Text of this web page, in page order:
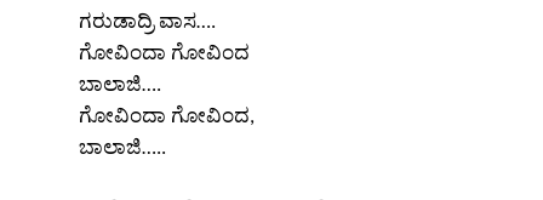
ಗರುಡಾದ್ರಿ ವಾಸ….
ಗೋವಿಂದಾ ಗೋವಿಂದ
ಬಾಲಾಜಿ….
ಗೋವಿಂದಾ ಗೋವಿಂದ,
ಬಾಲಾಜಿ…..